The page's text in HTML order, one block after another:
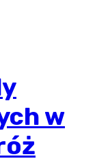
w